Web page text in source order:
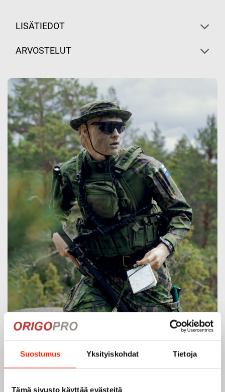
Suostumus Yksityiskohdat Tietoja
Tämä sivusto käyttää evästeitä
LISÄTIEDOT
ARVOSTELUT